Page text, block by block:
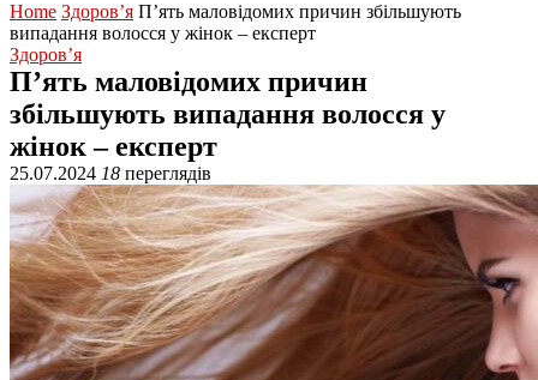
Home Здоров’я П’ять маловідомих причин збільшують
випадання волосся у жінок – експерт
Здоров’я
П’ять маловідомих причин
збільшують випадання волосся у
жінок – експерт
25.07.2024 18 переглядів